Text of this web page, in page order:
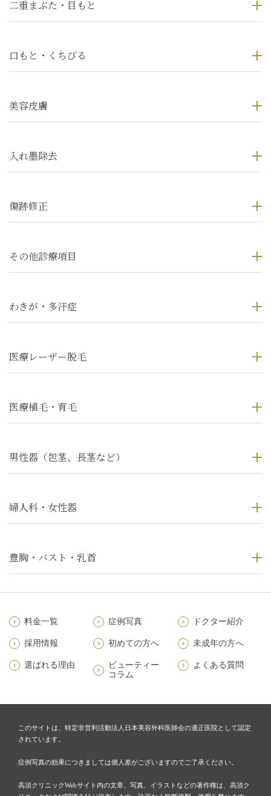
二重まぶた・目もと
口もと・くちびる
美容皮膚
入れ墨除去
傷跡修正
その他診療項目
わきが・多汗症
医療レーザー脱毛
医療植毛・育毛
男性器（包茎、長茎など）
婦人科・女性器
豊胸・バスト・乳首
料金一覧 症例写真 ドクター紹介
採用情報 初めての方へ 未成年の方へ
選ばれる理由
ビューティー
コラム
よくある質問
このサイトは、特定非営利活動法人日本美容外科医師会の適正医院として認定
されています。
症例写真の効果につきましては個人差がございますのでご了承ください。
高須クリニックWebサイト内の文章、写真、イラストなどの著作権は、高須ク